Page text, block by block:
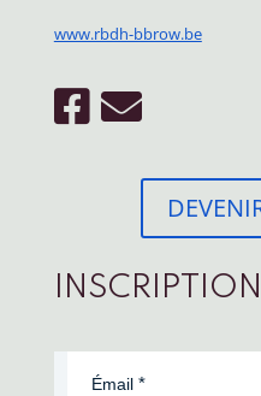
www.rbdh-bbrow.be
Émail